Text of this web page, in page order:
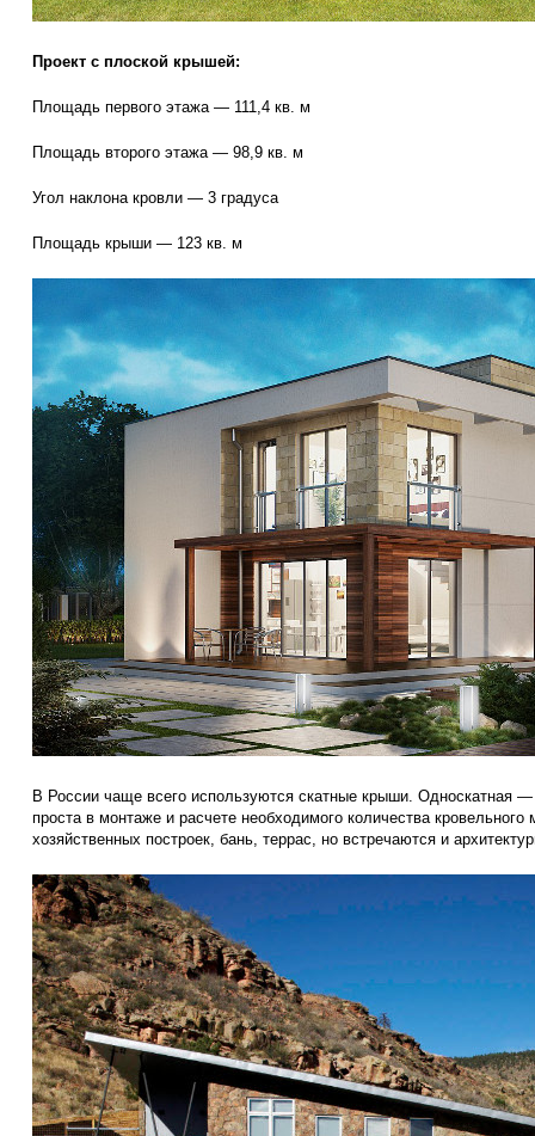
Проект с плоской крышей:
Площадь первого этажа — 111,4 кв. м
Площадь второго этажа — 98,9 кв. м
Угол наклона кровли — 3 градуса
Площадь крыши — 123 кв. м
В России чаще всего используются скатные крыши. Односкатная —
проста в монтаже и расчете необходимого количества
хозяйственных построек, бань, террас, но встречаются и